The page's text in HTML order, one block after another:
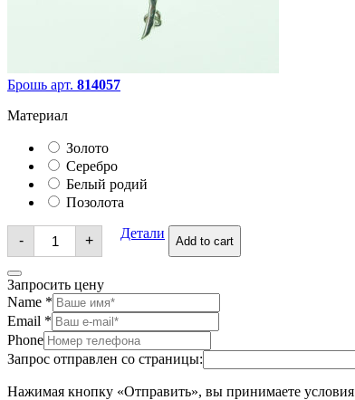
Брошь арт. 814057
Материал
Золото
Серебро
Белый родий
Позолота
-
Брошь
quantity
+ Детали
Add to cart
Запросить цену
Name *
Email *
Phone
Запрос отправлен со страницы:
Нажимая кнопку «Отправить», вы принимаете условия